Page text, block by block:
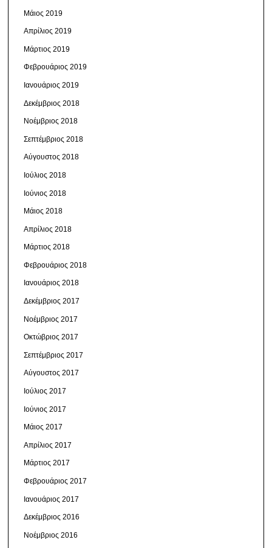
Μάιος 2019
Απρίλιος 2019
Μάρτιος 2019
Φεβρουάριος 2019
Ιανουάριος 2019
Δεκέμβριος 2018
Νοέμβριος 2018
Σεπτέμβριος 2018
Αύγουστος 2018
Ιούλιος 2018
Ιούνιος 2018
Μάιος 2018
Απρίλιος 2018
Μάρτιος 2018
Φεβρουάριος 2018
Ιανουάριος 2018
Δεκέμβριος 2017
Νοέμβριος 2017
Οκτώβριος 2017
Σεπτέμβριος 2017
Αύγουστος 2017
Ιούλιος 2017
Ιούνιος 2017
Μάιος 2017
Απρίλιος 2017
Μάρτιος 2017
Φεβρουάριος 2017
Ιανουάριος 2017
Δεκέμβριος 2016
Νοέμβριος 2016